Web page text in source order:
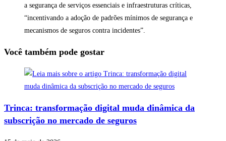
a segurança de serviços essenciais e infraestruturas críticas,
“incentivando a adoção de padrões mínimos de segurança e
mecanismos de seguros contra incidentes”.
Você também pode gostar
Trinca: transformação digital muda dinâmica da
subscrição no mercado de seguros